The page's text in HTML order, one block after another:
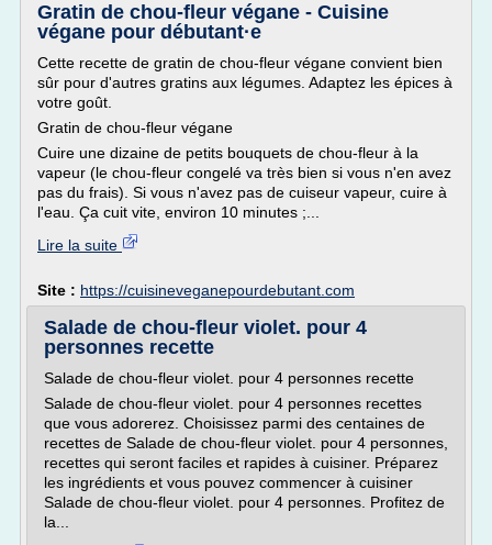
Gratin de chou-fleur végane - Cuisine
végane pour débutant·e
Cette recette de gratin de chou-fleur végane convient bien
sûr pour d'autres gratins aux légumes. Adaptez les épices à
votre goût.
Gratin de chou-fleur végane
Cuire une dizaine de petits bouquets de chou-fleur à la
vapeur (le chou-fleur congelé va très bien si vous n'en avez
pas du frais). Si vous n'avez pas de cuiseur vapeur, cuire à
l'eau. Ça cuit vite, environ 10 minutes ;...
Lire la suite
Site : https://cuisineveganepourdebutant.com
Salade de chou-fleur violet. pour 4
personnes recette
Salade de chou-fleur violet. pour 4 personnes recette
Salade de chou-fleur violet. pour 4 personnes recettes
que vous adorerez. Choisissez parmi des centaines de
recettes de Salade de chou-fleur violet. pour 4 personnes,
recettes qui seront faciles et rapides à cuisiner. Préparez
les ingrédients et vous pouvez commencer à cuisiner
Salade de chou-fleur violet. pour 4 personnes. Profitez de
la...